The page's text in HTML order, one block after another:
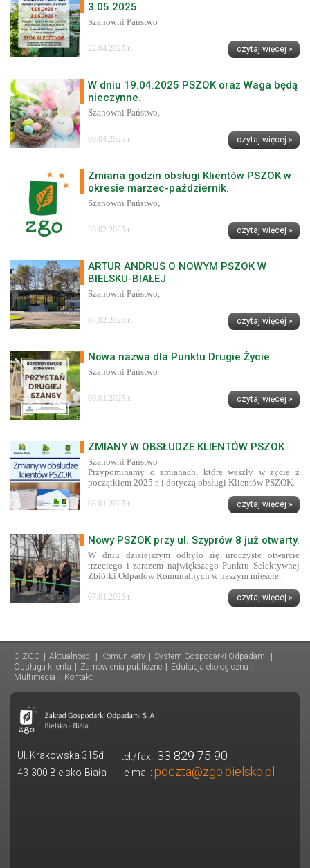
3.05.2025
Szanowni Państwo
22.04.2025 r. czytaj więcej »
W dniu 19.04.2025 PSZOK oraz Waga będą
nieczynne.
Szanowni Państwo,
08.04.2025 r. czytaj więcej »
Zmiana godzin obsługi Klientów PSZOK w
okresie marzec-październik.
Szanowni Państwo,
20.02.2025 r. czytaj więcej »
ARTUR ANDRUS O NOWYM PSZOK W
BIELSKU-BIAŁEJ
Szanowni Państwo,
07.02.2025 r. czytaj więcej »
Nowa nazwa dla Punktu Drugie Życie
Szanowni Państwo
09.01.2025 r. czytaj więcej »
ZMIANY W OBSŁUDZE KLIENTÓW PSZOK.
Szanowni Państwo
Przypominamy o zmianach, które weszły w życie z
początkiem 2025 r. i dotyczą obsługi Klientów PSZOK.
08.01.2025 r. czytaj więcej »
Nowy PSZOK przy ul. Szyprów 8 już otwarty.
W dniu dzisiejszym odbyło się uroczyste otwarcie
trzeciego i zarazem największego Punktu Selektywnej
Zbiórki Odpadów Komunalnych w naszym mieście.
07.01.2025 r. czytaj więcej »
O ZGO Aktualności Komunikaty System Gospodarki Odpadami
Obsługa klienta
Zamówienia publiczne Edukacja ekologiczna
Multimedia
Kontakt
Ul. Krakowska 315d tel./fax.: 33 829 75 90
43-300 Bielsko-Biała e-mail: poczta@zgo.bielsko.pl